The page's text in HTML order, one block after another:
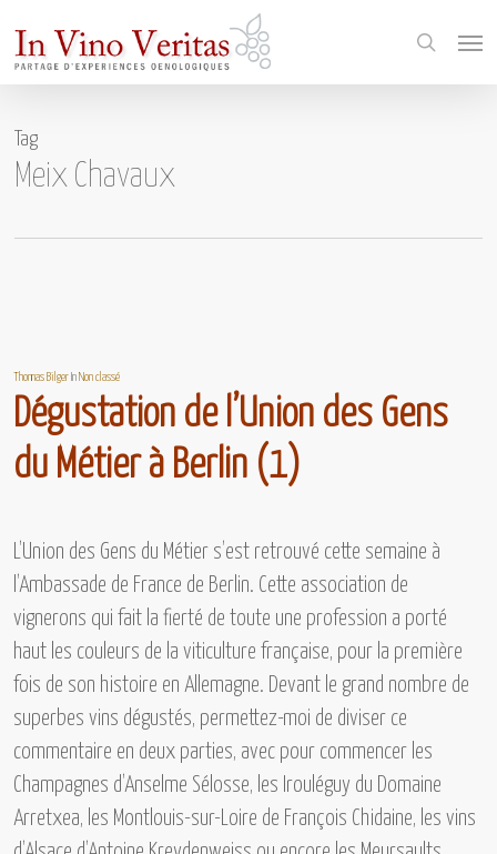
main
search
Tag
Meix Chavaux
Thomas Bilger InNon classé
Dégustation de l’Union des Gens
du Métier à Berlin (1)
L’Union des Gens du Métier s’est retrouvé cette semaine à
l’Ambassade de France de Berlin. Cette association de
vignerons qui fait la fierté de toute une profession a porté
haut les couleurs de la viticulture française, pour la première
fois de son histoire en Allemagne. Devant le grand nombre de
superbes vins dégustés, permettez-moi de diviser ce
commentaire en deux parties, avec pour commencer les
Champagnes d’Anselme Sélosse, les Irouléguy du Domaine
Arretxea, les Montlouis-sur-Loire de François Chidaine, les vins